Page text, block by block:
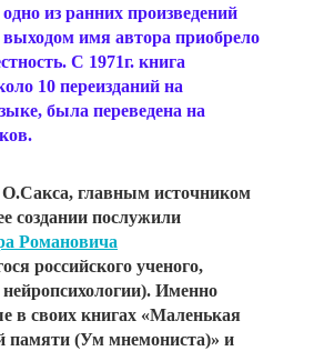
из ранних произведений
имя автора приобрело
С 1971г. книга
10 переизданий на
была переведена на
главным источником
создании послужили
Романовича
российского ученого,
Именно
в своих книгах «Маленькая
памяти (Ум мнемониста)» и